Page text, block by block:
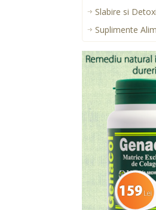
Slabire si
Suplimente